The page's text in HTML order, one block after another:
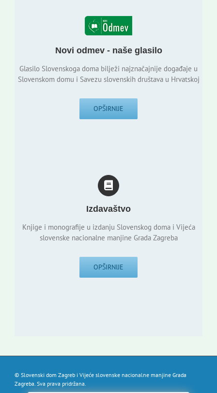
Novi odmev - naše glasilo
Glasilo Slovenskoga doma bilježi najznačajnije događaje u
Slovenskom domu i Savezu slovenskih društava u Hrvatskoj
OPŠIRNIJE
Izdavaštvo
Knjige i monografije u izdanju Slovenskog doma i Vijeća
slovenske nacionalne manjine Grada Zagreba
OPŠIRNIJE
© Slovenski dom Zagreb i Vijeće slovenske nacionalne manjine Grada
Zagreba. Sva prava pridržana.